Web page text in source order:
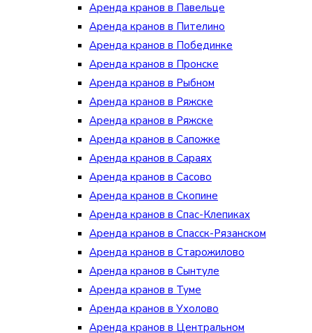
Аренда кранов в Павельце
Аренда кранов в Пителино
Аренда кранов в Побединке
Аренда кранов в Пронске
Аренда кранов в Рыбном
Аренда кранов в Ряжске
Аренда кранов в Ряжске
Аренда кранов в Сапожке
Аренда кранов в Сараях
Аренда кранов в Сасово
Аренда кранов в Скопине
Аренда кранов в Спас-Клепиках
Аренда кранов в Спасск-Рязанском
Аренда кранов в Старожилово
Аренда кранов в Сынтуле
Аренда кранов в Туме
Аренда кранов в Ухолово
Аренда кранов в Центральном